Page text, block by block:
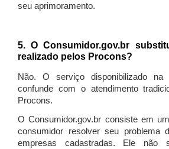
seu aprimoramento.
5. O Consumidor.gov.br
realizado pelos Procons?
Não. O serviço disponibilizado na
confunde com o atendimento
Procons.
O Consumidor.gov.br consiste em
consumidor resolver seu problema
empresas cadastradas. Ele não